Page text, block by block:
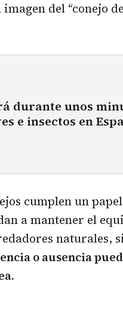
del “conejo
durante unos
e insectos en
cumplen un
a mantener el
naturales,
o ausencia